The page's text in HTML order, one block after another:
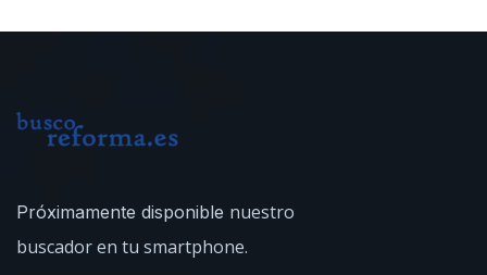
Próximamente disponible nuestro
buscador en tu smartphone.